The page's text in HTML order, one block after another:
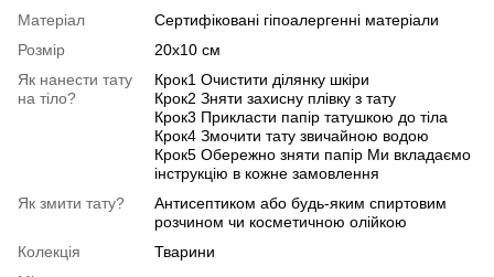
Матеріал
Сертифіковані гіпоалергенні матеріали
Розмір
20х10 см
Як нанести тату
на тіло?
Крок1 Очистити ділянку шкіри
Крок2 Зняти захисну плівку з тату
Крок3 Прикласти папір татушкою до тіла
Крок4 Змочити тату звичайною водою
Крок5 Обережно зняти папір Ми вкладаємо
інструкцію в кожне замовлення
Як змити тату?
Антисептиком або будь-яким спиртовим
розчином чи косметичною олійкою
Колекція
Тварини